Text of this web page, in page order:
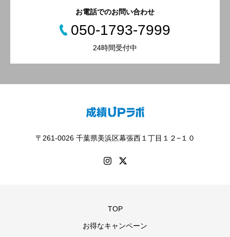
お電話でのお問い合わせ
050-1793-7999
24時間受付中
〒261-0026 千葉県美浜区幕張西１丁目１２−１０
TOP
お得なキャンペーン